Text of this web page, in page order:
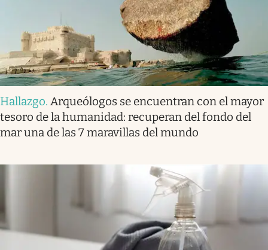
Hallazgo. Arqueólogos se encuentran con el mayor
tesoro de la humanidad: recuperan del fondo del
mar una de las 7 maravillas del mundo